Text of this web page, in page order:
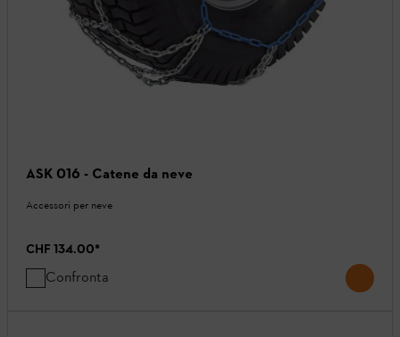
ASK 016 - Catene da neve
Accessori per neve
CHF 134.00*
Confronta